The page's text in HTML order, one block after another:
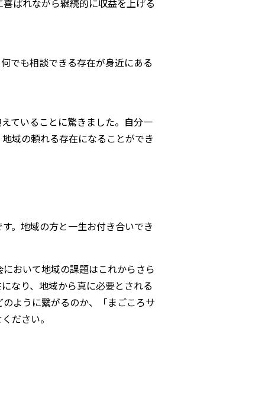
ばれながら継続的に収益を上げる
でも相談できる存在が身近にある
ていることに驚きました。自分一
域の頼れる存在になることができ
。地域の方と一生お付き合いでき
おいて地域の課題はこれからさら
なり、地域から真に必要とされる
ように繋がるのか、「まごころサ
ださい。